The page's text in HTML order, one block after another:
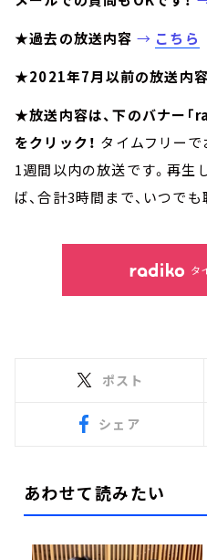
★過去の放送内容 → こちら
★2021年7月以前の放送内容
★放送内容は、下のバナー「
をクリック！ タイムフリーで
1週間以内の放送です。再生
ば、合計3時間まで、いつで
タ
ポスト
シェア
あわせて読みたい